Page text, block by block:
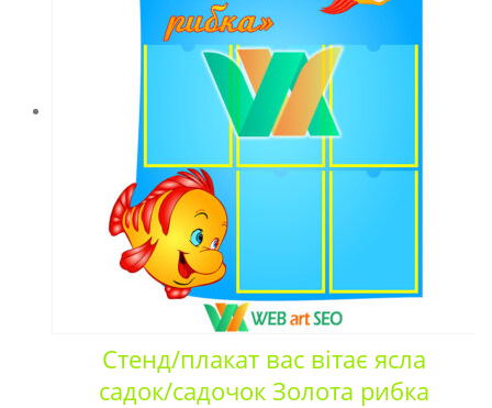
Стенд/плакат вас вітає ясла
садок/садочок Золота рибка